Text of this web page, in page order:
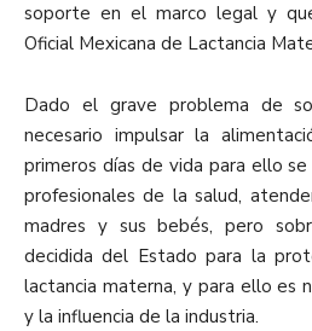
soporte en el marco legal y
Oficial Mexicana de Lactancia
Dado el grave problema de
necesario impulsar la
primeros días de vida para ello
profesionales de la salud,
madres y sus bebés, pero
decidida del Estado para la
lactancia materna, y para ello es
y la influencia de la industria.